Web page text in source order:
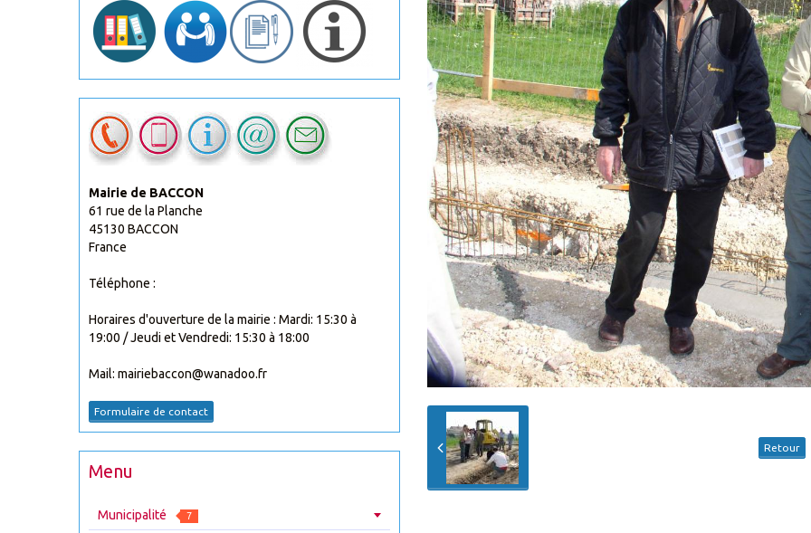
Retour
Mairie de BACCON
61 rue de la Planche
45130 BACCON
France
Téléphone :
Horaires d'ouverture de la mairie : Mardi: 15:30 à
19:00 / Jeudi et Vendredi: 15:30 à 18:00
Mail: mairiebaccon@wanadoo.fr
Formulaire de contact
Menu
Municipalité 7